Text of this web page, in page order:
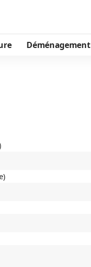
Déménagement